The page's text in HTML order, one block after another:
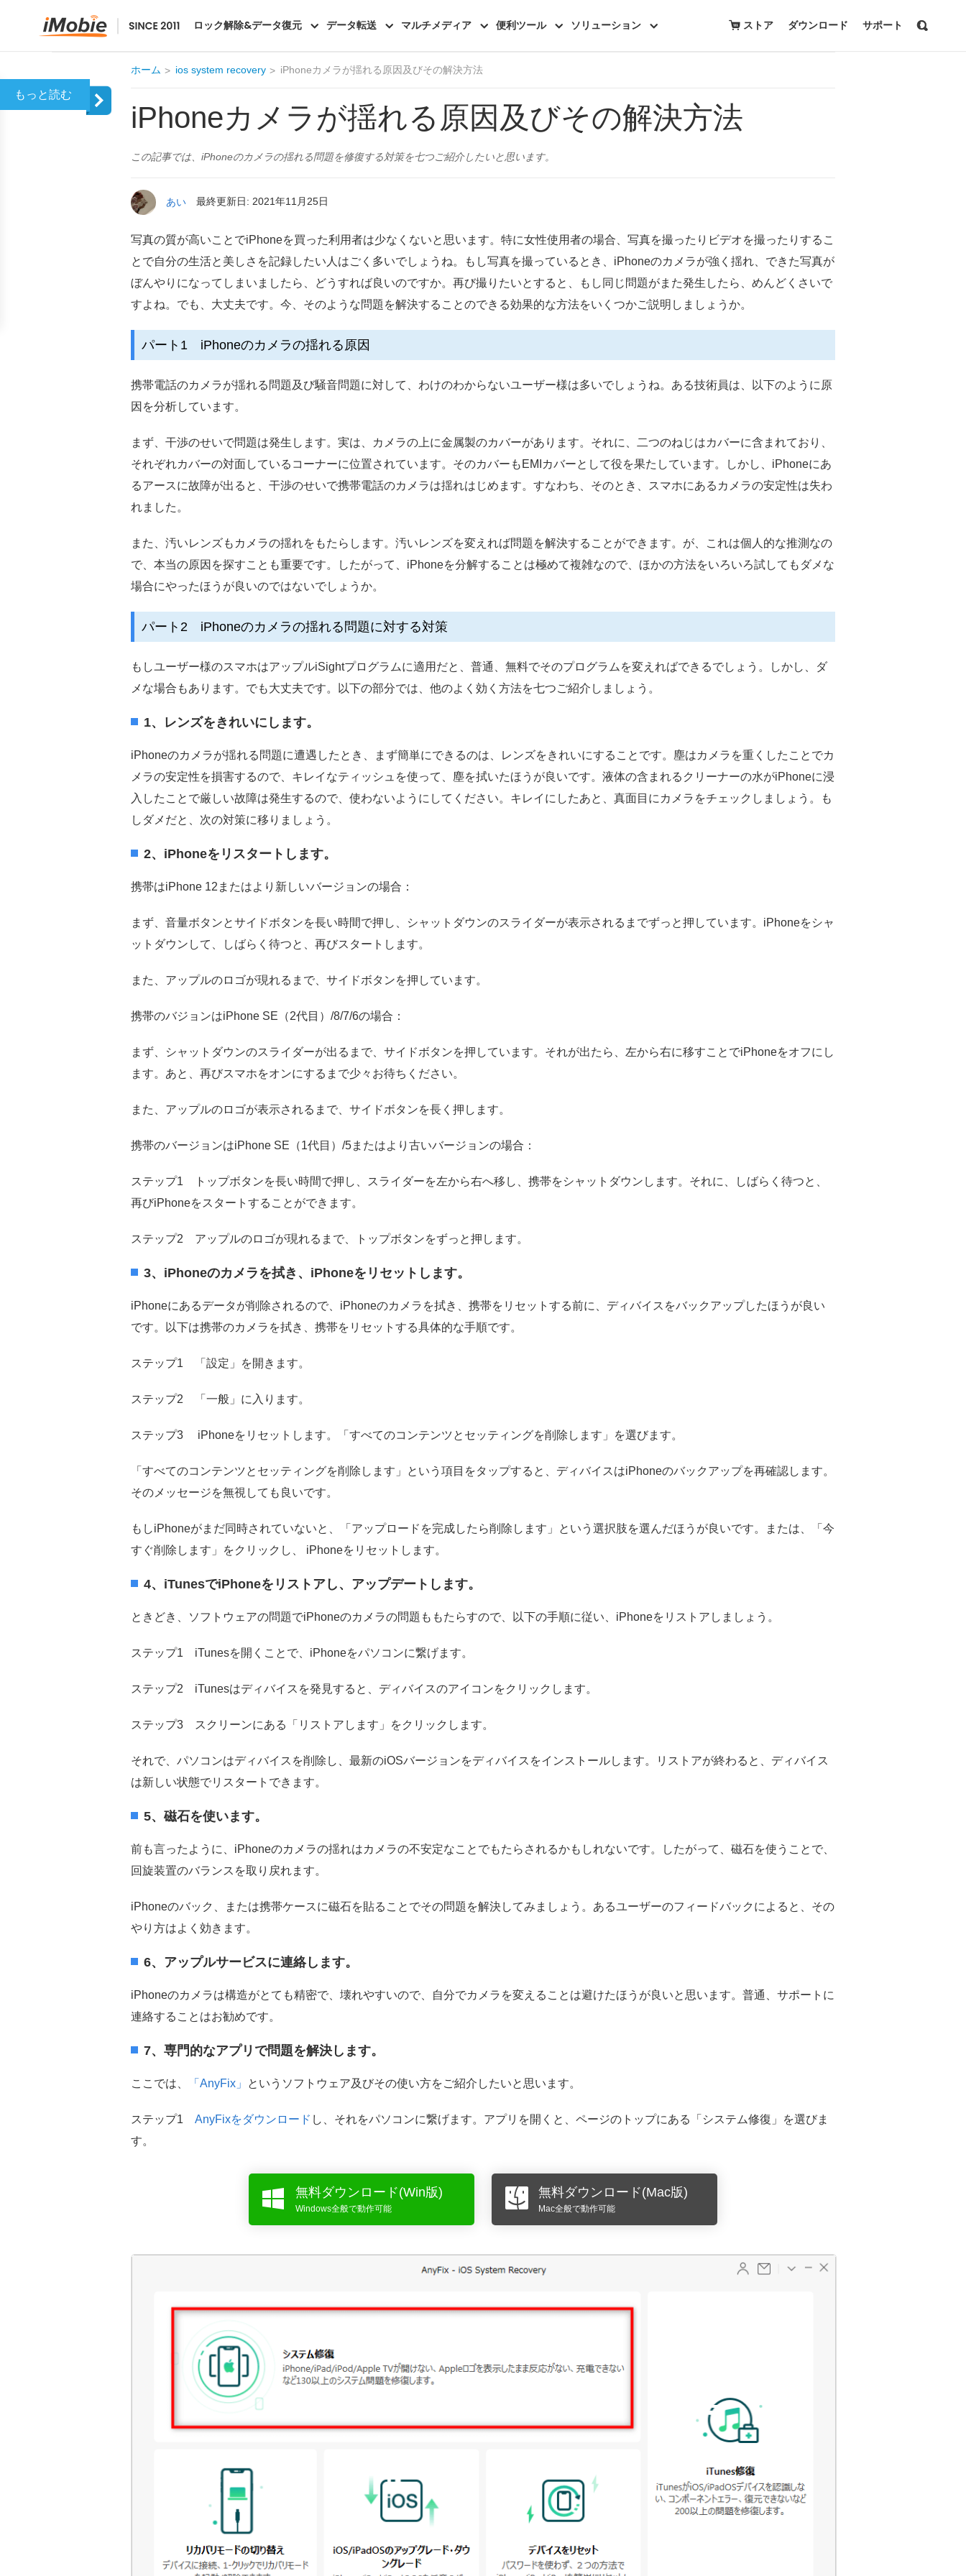
ストア ダウンロード サポート
ロック解除&データ復元 データ転送 マルチメディア 便利ツール ソリューション
AnyFix iOSシステム修復 レビュー 無料ダウンロード 購入
ホーム ios system recovery iPhoneカメラが揺れる原因及びその解決方法
iPhoneカメラが揺れる原因及びその解決方法
この記事では、iPhoneのカメラの揺れる問題を修復する対策を七つご紹介したいと思います。
あい 最終更新日: 2021年11月25日
写真の質が高いことでiPhoneを買った利用者は少なくないと思います。特に女性使用者の場合、写真を撮ったりビデオを撮ったりするこ
とで自分の生活と美しさを記録したい人はごく多いでしょうね。もし写真を撮っているとき、iPhoneのカメラが強く揺れ、できた写真が
ぼんやりになってしまいましたら、どうすれば良いのですか。再び撮りたいとすると、もし同じ問題がまた発生したら、めんどくさいで
すよね。でも、大丈夫です。今、そのような問題を解決することのできる効果的な方法をいくつかご説明しましょうか。
パート1 iPhoneのカメラの揺れる原因
携帯電話のカメラが揺れる問題及び騒音問題に対して、わけのわからないユーザー様は多いでしょうね。ある技術員は、以下のように原
因を分析しています。
まず、干渉のせいで問題は発生します。実は、カメラの上に金属製のカバーがあります。それに、二つのねじはカバーに含まれており、
それぞれカバーの対面しているコーナーに位置されています。そのカバーもEMIカバーとして役を果たしています。しかし、iPhoneにあ
るアースに故障が出ると、干渉のせいで携帯電話のカメラは揺れはじめます。すなわち、そのとき、スマホにあるカメラの安定性は失わ
れました。
また、汚いレンズもカメラの揺れをもたらします。汚いレンズを変えれば問題を解決することができます。が、これは個人的な推測なの
で、本当の原因を探すことも重要です。したがって、iPhoneを分解することは極めて複雑なので、ほかの方法をいろいろ試してもダメな
場合にやったほうが良いのではないでしょうか。
パート2 iPhoneのカメラの揺れる問題に対する対策
もしユーザー様のスマホはアップルiSightプログラムに適用だと、普通、無料でそのプログラムを変えればできるでしょう。しかし、ダ
メな場合もあります。でも大丈夫です。以下の部分では、他のよく効く方法を七つご紹介しましょう。
1、レンズをきれいにします。
iPhoneのカメラが揺れる問題に遭遇したとき、まず簡単にできるのは、レンズをきれいにすることです。塵はカメラを重くしたことでカ
メラの安定性を損害するので、キレイなティッシュを使って、塵を拭いたほうが良いです。液体の含まれるクリーナーの水がiPhoneに浸
入したことで厳しい故障は発生するので、使わないようにしてください。キレイにしたあと、真面目にカメラをチェックしましょう。も
しダメだと、次の対策に移りましょう。
2、iPhoneをリスタートします。
携帯はiPhone 12またはより新しいバージョンの場合：
まず、音量ボタンとサイドボタンを長い時間で押し、シャットダウンのスライダーが表示されるまでずっと押しています。iPhoneをシャ
ットダウンして、しばらく待つと、再びスタートします。
また、アップルのロゴが現れるまで、サイドボタンを押しています。
携帯のバジョンはiPhone SE（2代目）/8/7/6の場合：
まず、シャットダウンのスライダーが出るまで、サイドボタンを押しています。それが出たら、左から右に移すことでiPhoneをオフにし
ます。あと、再びスマホをオンにするまで少々お待ちください。
また、アップルのロゴが表示されるまで、サイドボタンを長く押します。
携帯のバージョンはiPhone SE（1代目）/5またはより古いバージョンの場合：
ステップ1 トップボタンを長い時間で押し、スライダーを左から右へ移し、携帯をシャットダウンします。それに、しばらく待つと、
再びiPhoneをスタートすることができます。
ステップ2 アップルのロゴが現れるまで、トップボタンをずっと押します。
3、iPhoneのカメラを拭き、iPhoneをリセットします。
iPhoneにあるデータが削除されるので、iPhoneのカメラを拭き、携帯をリセットする前に、ディバイスをバックアップしたほうが良い
です。以下は携帯のカメラを拭き、携帯をリセットする具体的な手順です。
ステップ1 「設定」を開きます。
ステップ2 「一般」に入ります。
ステップ3 iPhoneをリセットします。「すべてのコンテンツとセッティングを削除します」を選びます。
「すべてのコンテンツとセッティングを削除します」という項目をタップすると、ディバイスはiPhoneのバックアップを再確認します。
そのメッセージを無視しても良いです。
もしiPhoneがまだ同時されていないと、「アップロードを完成したら削除します」という選択肢を選んだほうが良いです。または、「今
すぐ削除します」をクリックし、 iPhoneをリセットします。
4、iTunesでiPhoneをリストアし、アップデートします。
ときどき、ソフトウェアの問題でiPhoneのカメラの問題ももたらすので、以下の手順に従い、iPhoneをリストアしましょう。
ステップ1 iTunesを開くことで、iPhoneをパソコンに繋げます。
ステップ2 iTunesはディバイスを発見すると、ディバイスのアイコンをクリックします。
ステップ3 スクリーンにある「リストアします」をクリックします。
それで、パソコンはディバイスを削除し、最新のiOSバージョンをディバイスをインストールします。リストアが終わると、ディバイス
は新しい状態でリスタートできます。
5、磁石を使います。
前も言ったように、iPhoneのカメラの揺れはカメラの不安定なことでもたらされるかもしれないです。したがって、磁石を使うことで、
回旋装置のバランスを取り戻れます。
iPhoneのバック、または携帯ケースに磁石を貼ることでその問題を解決してみましょう。あるユーザーのフィードバックによると、その
やり方はよく効きます。
6、アップルサービスに連絡します。
iPhoneのカメラは構造がとても精密で、壊れやすいので、自分でカメラを変えることは避けたほうが良いと思います。普通、サポートに
連絡することはお勧めです。
7、専門的なアプリで問題を解決します。
ここでは、 「AnyFix」 というソフトウェア及びその使い方をご紹介したいと思います。
ステップ1 AnyFixをダウンロード し、それをパソコンに繋げます。アプリを開くと、ページのトップにある「システム修復」を選びま
す。
無料ダウンロード(Win版)
Windows全般で動作可能
無料ダウンロード(Mac版)
Mac全般で動作可能